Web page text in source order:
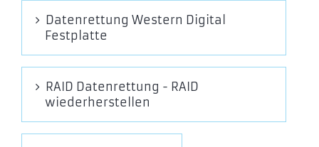
WD My Cloud EX4
WDBWWD0240KBK
WDBWWD0200KBK
WDBWWD0160KBK
WDBWWD0120KBK
WDBWWD0080KBK
WDBWWD0000NBK
Datenrettung Western Digital
Festplatte
RAID Datenrettung - RAID
wiederherstellen